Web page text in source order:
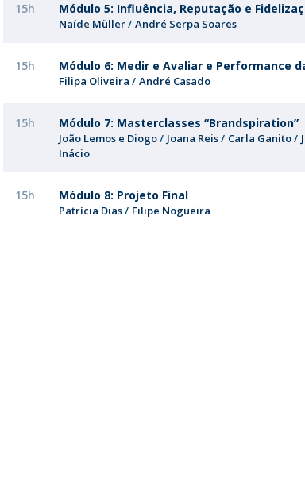
15h Módulo 5: Influência, Reputação e
Naíde Müller André Serpa Soares
15h Módulo 6: Medir e Avaliar e Performance
Filipa Oliveira André Casado
15h Módulo 7: Masterclasses “Brandspiration”
João Lemos e Diogo Joana Reis Carla Ganito
Inácio
15h Módulo 8: Projeto Final
Patrícia Dias Filipe Nogueira